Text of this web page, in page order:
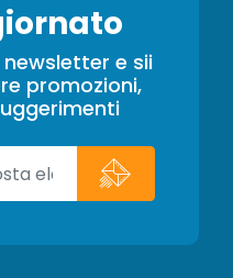
e sii
promozioni,